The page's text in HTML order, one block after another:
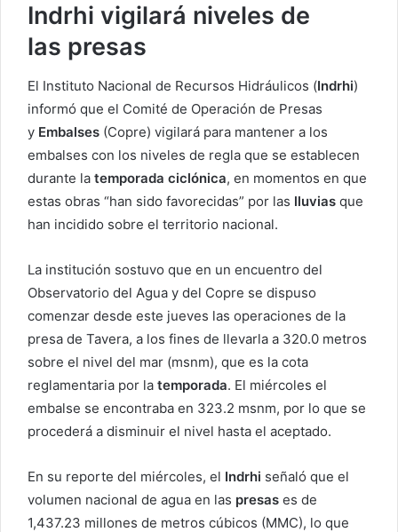
Indrhi vigilará niveles de
las presas
El Instituto Nacional de Recursos Hidráulicos (Indrhi)
informó que el Comité de Operación de Presas
y Embalses (Copre) vigilará para mantener a los
embalses con los niveles de regla que se establecen
durante la temporada ciclónica, en momentos en que
estas obras “han sido favorecidas” por las lluvias que
han incidido sobre el territorio nacional.
La institución sostuvo que en un encuentro del
Observatorio del Agua y del Copre se dispuso
comenzar desde este jueves las operaciones de la
presa de Tavera, a los fines de llevarla a 320.0 metros
sobre el nivel del mar (msnm), que es la cota
reglamentaria por la temporada. El miércoles el
embalse se encontraba en 323.2 msnm, por lo que se
procederá a disminuir el nivel hasta el aceptado.
En su reporte del miércoles, el Indrhi señaló que el
volumen nacional de agua en las presas es de
1,437.23 millones de metros cúbicos (MMC), lo que